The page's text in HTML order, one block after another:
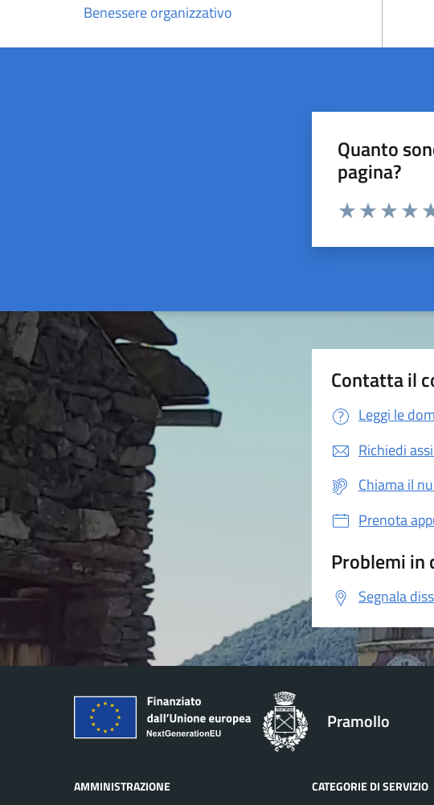
Benessere organizzativo
Quanto
pagina?
Valuta da 1 a 5 stelle
Contatta il
Leggi le
Richiedi
Chiama il
Prenota
Problemi in
Segnala
Pramollo
AMMINISTRAZIONE CATEGORIE DI SERVIZIO